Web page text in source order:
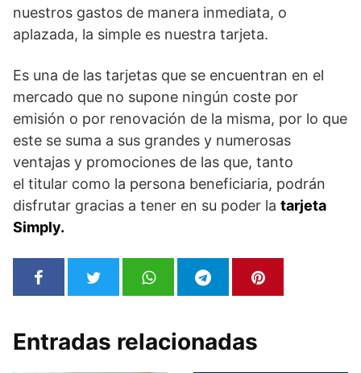
nuestros gastos de manera inmediata, o
aplazada, la simple es nuestra tarjeta.
Es una de las tarjetas que se encuentran en el
mercado que no supone ningún coste por
emisión o por renovación de la misma, por lo que
este se suma a sus grandes y numerosas
ventajas y promociones de las que, tanto
el titular como la persona beneficiaria, podrán
disfrutar gracias a tener en su poder la tarjeta
Simply.
Entradas relacionadas